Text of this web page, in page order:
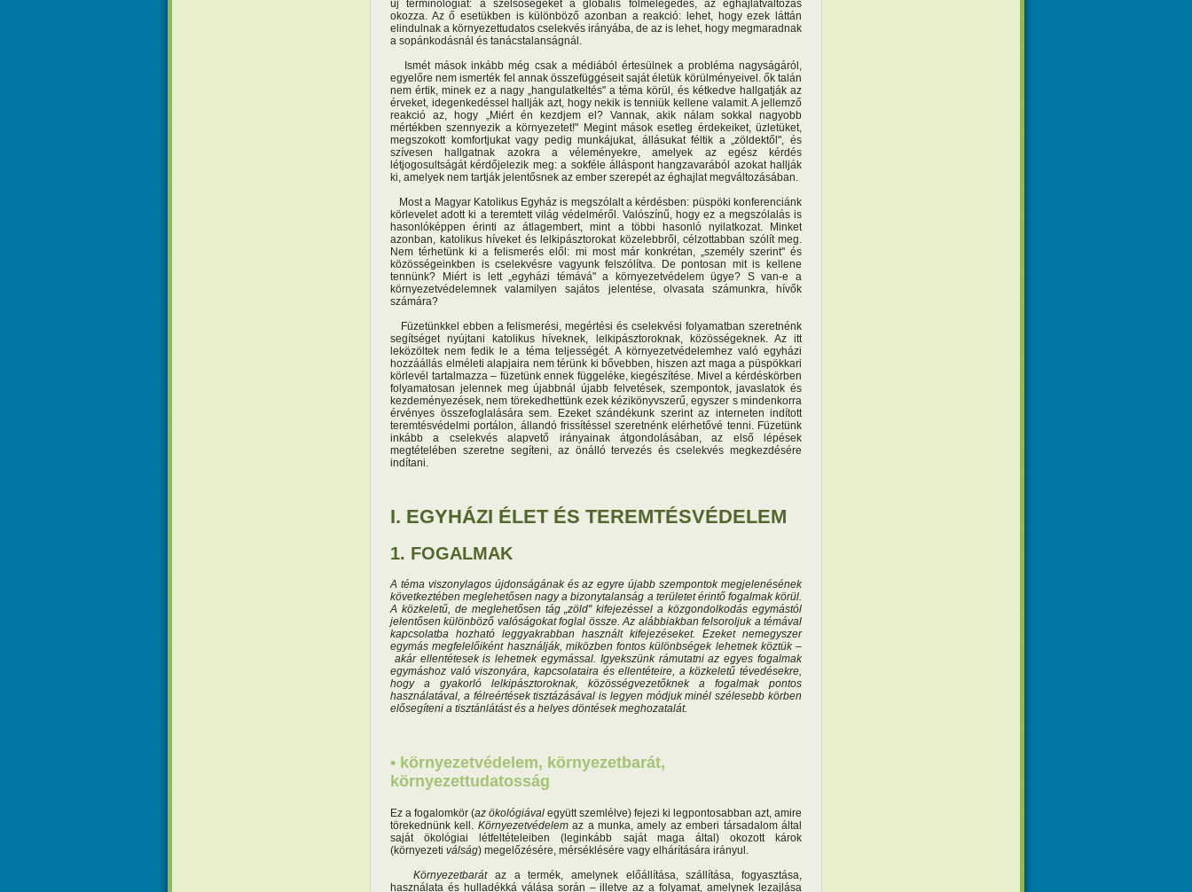
új terminológiát: a szélsőségeket a globális fölmelegedés, az éghajlatváltozás
okozza. Az ő esetükben is különböző azonban a reakció: lehet, hogy ezek láttán
elindulnak a környezettudatos cselekvés irányába, de az is lehet, hogy megmaradnak
a sopánkodásnál és tanácstalanságnál.
Ismét mások inkább még csak a médiából értesülnek a probléma nagyságáról,
egyelőre nem ismerték fel annak összefüggéseit saját életük körülményeivel. ők talán
nem értik, minek ez a nagy „hangulatkeltés" a téma körül, és kétkedve hallgatják az
érveket, idegenkedéssel hallják azt, hogy nekik is tenniük kellene valamit. A jellemző
reakció az, hogy „Miért én kezdjem el? Vannak, akik nálam sokkal nagyobb
mértékben szennyezik a környezetet!" Megint mások esetleg érdekeiket, üzletüket,
megszokott komfortjukat vagy pedig munkájukat, állásukat féltik a „zöldektől", és
szívesen hallgatnak azokra a véleményekre, amelyek az egész kérdés
létjogosultságát kérdőjelezik meg: a sokféle álláspont hangzavarából azokat hallják
ki, amelyek nem tartják jelentősnek az ember szerepét az éghajlat megváltozásában.
Most a Magyar Katolikus Egyház is megszólalt a kérdésben: püspöki konferenciánk
körlevelet adott ki a teremtett világ védelméről. Valószínű, hogy ez a megszólalás is
hasonlóképpen érinti az átlagembert, mint a többi hasonló nyilatkozat. Minket
azonban, katolikus híveket és lelkipásztorokat közelebbről, célzottabban szólít meg.
Nem térhetünk ki a felismerés elől: mi most már konkrétan, „személy szerint" és
közösségeinkben is cselekvésre vagyunk felszólítva. De pontosan mit is kellene
tennünk? Miért is lett „egyházi témává" a környezetvédelem ügye? S van-e a
környezetvédelemnek valamilyen sajátos jelentése, olvasata számunkra, hívők
számára?
Füzetünkkel ebben a felismerési, megértési és cselekvési folyamatban szeretnénk
segítséget nyújtani katolikus híveknek, lelkipásztoroknak, közösségeknek. Az itt
leközöltek nem fedik le a téma teljességét. A környezetvédelemhez való egyházi
hozzáállás elméleti alapjaira nem térünk ki bővebben, hiszen azt maga a püspökkari
körlevél tartalmazza – füzetünk ennek függeléke, kiegészítése. Mivel a kérdéskörben
folyamatosan jelennek meg újabbnál újabb felvetések, szempontok, javaslatok és
kezdeményezések, nem törekedhettünk ezek kézikönyvszerű, egyszer s mindenkorra
érvényes összefoglalására sem. Ezeket szándékunk szerint az interneten indított
teremtésvédelmi portálon, állandó frissítéssel szeretnénk elérhetővé tenni. Füzetünk
inkább a cselekvés alapvető irányainak átgondolásában, az első lépések
megtételében szeretne segíteni, az önálló tervezés és cselekvés megkezdésére
indítani.
I. EGYHÁZI ÉLET ÉS TEREMTÉSVÉDELEM
1. FOGALMAK
A téma viszonylagos újdonságának és az egyre újabb szempontok megjelenésének
következtében meglehetősen nagy a bizonytalanság a területet érintő fogalmak körül.
A közkeletű, de meglehetősen tág „zöld" kifejezéssel a közgondolkodás egymástól
jelentősen különböző valóságokat foglal össze. Az alábbiakban felsoroljuk a témával
kapcsolatba hozható leggyakrabban használt kifejezéseket. Ezeket nemegyszer
egymás megfelelőiként használják, miközben fontos különbségek lehetnek köztük –
akár ellentétesek is lehetnek egymással. Igyekszünk rámutatni az egyes fogalmak
egymáshoz való viszonyára, kapcsolataira és ellentéteire, a közkeletű tévedésekre,
hogy a gyakorló lelkipásztoroknak, közösségvezetőknek a fogalmak pontos
használatával, a félreértések tisztázásával is legyen módjuk minél szélesebb körben
elősegíteni a tisztánlátást és a helyes döntések meghozatalát.
• környezetvédelem, környezetbarát,
környezettudatosság
Ez a fogalomkör (az ökológiával együtt szemlélve) fejezi ki legpontosabban azt, amire
törekednünk kell. Környezetvédelemaz a munka, amely az emberi társadalom által
saját ökológiai létfeltételeiben (leginkább saját maga által) okozott károk
(környezeti válság) megelőzésére, mérséklésére vagy elhárítására irányul.
Környezetbarátaz a termék, amelynek előállítása, szállítása, fogyasztása,
használata és hulladékká válása során – illetve az a folyamat, amelynek lezajlása